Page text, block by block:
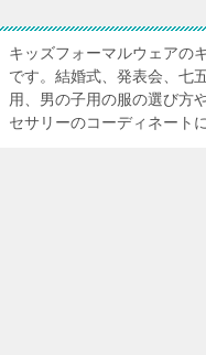
キッズフォーマルウェアの
です。結婚式、発表会、七
用、男の子用の服の選び方
セサリーのコーディネート